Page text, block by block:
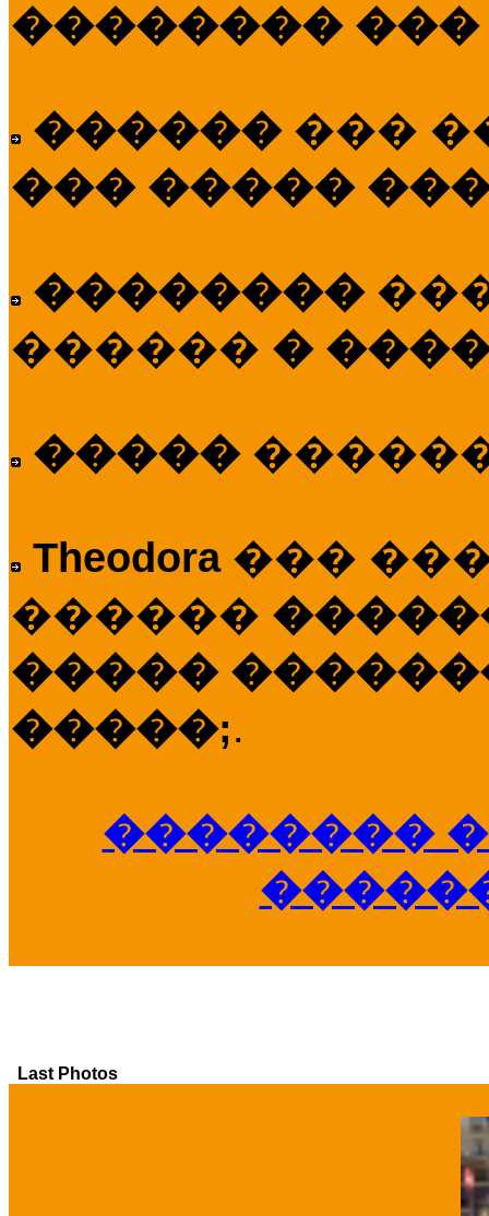
��������
������ ���
��� �����
��������
������ �
�����
Theodora ���
������
�����
�����;.
��������
Last Photos